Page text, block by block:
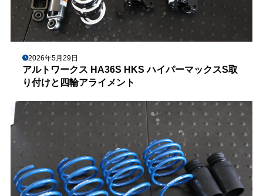
2026年5月29日
アルトワークス HA36S HKS ハイパーマックスS取
り付けと四輪アライメント